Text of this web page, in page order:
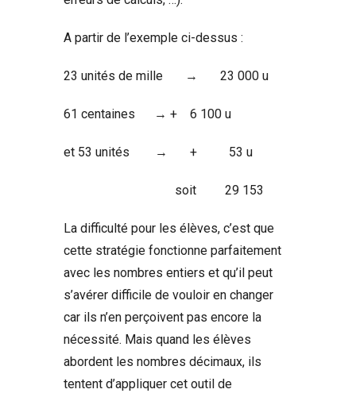
A partir de l’exemple ci-dessus :
23 unités de mille → 23 000 u
61 centaines → + 6 100 u
et 53 unités → + 53 u
soit 29 153
La difficulté pour les élèves, c’est que
cette stratégie fonctionne parfaitement
avec les nombres entiers et qu’il peut
s’avérer difficile de vouloir en changer
car ils n’en perçoivent pas encore la
nécessité. Mais quand les élèves
abordent les nombres décimaux, ils
tentent d’appliquer cet outil de